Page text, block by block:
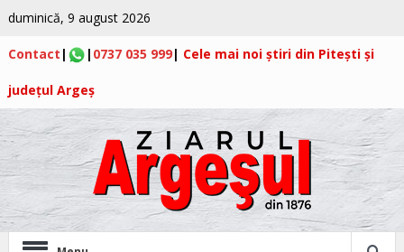
duminică, 9 august 2026
Contact | | 0737 035 999| Cele mai noi știri din Pitești și
județul Argeș